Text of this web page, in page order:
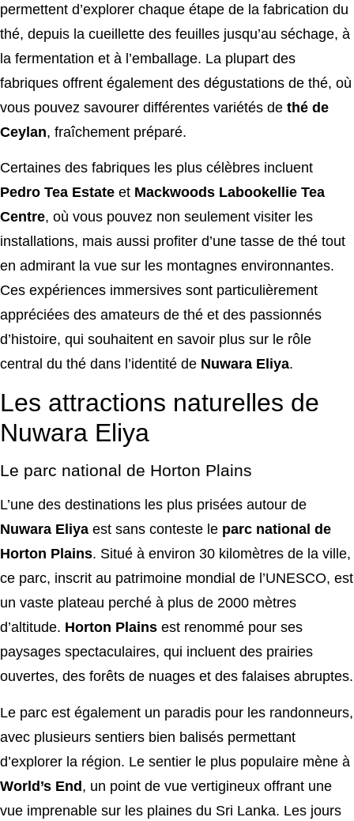
permettent d’explorer chaque étape de la fabrication du
thé, depuis la cueillette des feuilles jusqu’au séchage, à
la fermentation et à l’emballage. La plupart des
fabriques offrent également des dégustations de thé, où
vous pouvez savourer différentes variétés de thé de
Ceylan, fraîchement préparé.
Certaines des fabriques les plus célèbres incluent
Pedro Tea Estate et Mackwoods Labookellie Tea
Centre, où vous pouvez non seulement visiter les
installations, mais aussi profiter d’une tasse de thé tout
en admirant la vue sur les montagnes environnantes.
Ces expériences immersives sont particulièrement
appréciées des amateurs de thé et des passionnés
d’histoire, qui souhaitent en savoir plus sur le rôle
central du thé dans l’identité de Nuwara Eliya.
Les attractions naturelles de
Nuwara Eliya
Le parc national de Horton Plains
L’une des destinations les plus prisées autour de
Nuwara Eliya est sans conteste le parc national de
Horton Plains. Situé à environ 30 kilomètres de la ville,
ce parc, inscrit au patrimoine mondial de l’UNESCO, est
un vaste plateau perché à plus de 2000 mètres
d’altitude. Horton Plains est renommé pour ses
paysages spectaculaires, qui incluent des prairies
ouvertes, des forêts de nuages et des falaises abruptes.
Le parc est également un paradis pour les randonneurs,
avec plusieurs sentiers bien balisés permettant
d’explorer la région. Le sentier le plus populaire mène à
World’s End, un point de vue vertigineux offrant une
vue imprenable sur les plaines du Sri Lanka. Les jours